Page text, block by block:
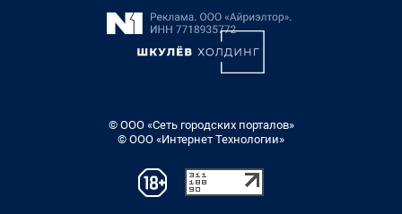
© ООО «Сеть городских порталов»
© ООО «Интернет Технологии»